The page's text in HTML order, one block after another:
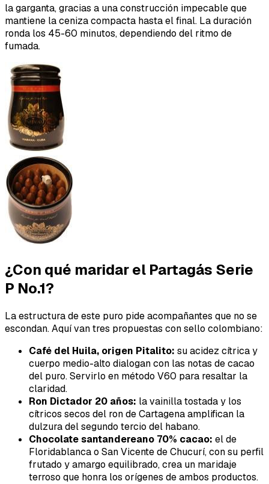
la garganta, gracias a una construcción impecable que
mantiene la ceniza compacta hasta el final. La duración
ronda los 45-60 minutos, dependiendo del ritmo de
fumada.
¿Con qué maridar el Partagás Serie
P No.1?
La estructura de este puro pide acompañantes que no se
escondan. Aquí van tres propuestas con sello colombiano:
Café del Huila, origen Pitalito: su acidez cítrica y
cuerpo medio-alto dialogan con las notas de cacao
del puro. Servirlo en método V60 para resaltar la
claridad.
Ron Dictador 20 años: la vainilla tostada y los
cítricos secos del ron de Cartagena amplifican la
dulzura del segundo tercio del habano.
Chocolate santandereano 70% cacao: el de
Floridablanca o San Vicente de Chucurí, con su perfil
frutado y amargo equilibrado, crea un maridaje
terroso que honra los orígenes de ambos productos.